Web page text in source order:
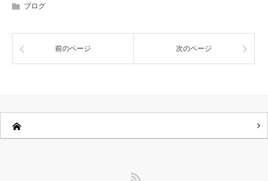
ブログ
前のページ 次のページ